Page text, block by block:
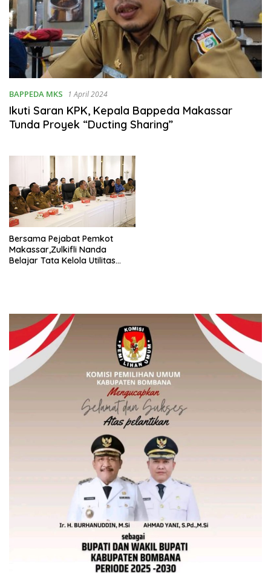
BAPPEDA MKS 1 April 2024
Ikuti Saran KPK, Kepala Bappeda Makassar
Tunda Proyek “Ducting Sharing”
Bersama Pejabat Pemkot
Makassar,Zulkifli Nanda
Belajar Tata Kelola Utilitas